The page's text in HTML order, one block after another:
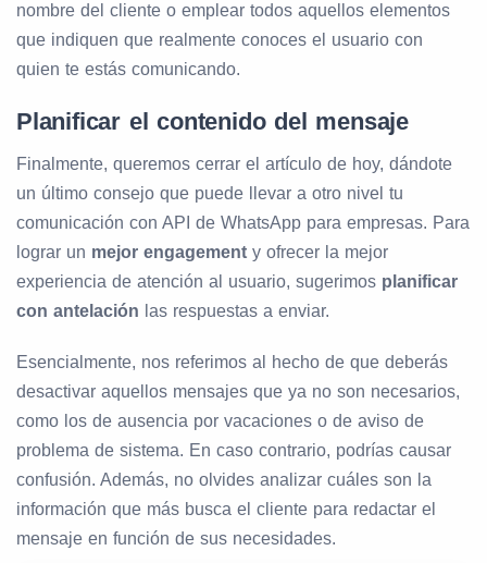
nombre del cliente o emplear todos aquellos elementos
que indiquen que realmente conoces el usuario con
quien te estás comunicando.
Planificar el contenido del mensaje
Finalmente, queremos cerrar el artículo de hoy, dándote
un último consejo que puede llevar a otro nivel tu
comunicación con API de WhatsApp para empresas. Para
lograr un mejor engagement y ofrecer la mejor
experiencia de atención al usuario, sugerimos planificar
con antelación las respuestas a enviar.
Esencialmente, nos referimos al hecho de que deberás
desactivar aquellos mensajes que ya no son necesarios,
como los de ausencia por vacaciones o de aviso de
problema de sistema. En caso contrario, podrías causar
confusión. Además, no olvides analizar cuáles son la
información que más busca el cliente para redactar el
mensaje en función de sus necesidades.